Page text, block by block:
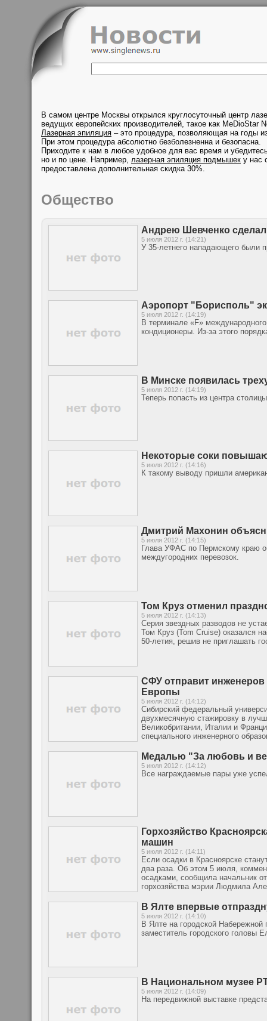
В самом центре Москвы открылся круглосуточный центр
ведущих европейских производителей, такое как MeDioStar
Лазерная эпиляция – это процедура, позволяющая на годы
При этом процедура абсолютно безболезненна и безопасна.
Приходите к нам в любое удобное для вас время и
но и по цене. Например, лазерная эпиляция подмышек у нас
предоставлена дополнительная скидка 30%.
Общество
Андрею Шевченко
5 июля 2012 г. (14:21)
У 35-летнего нападающего были
Аэропорт "Борисполь"
5 июля 2012 г. (14:19)
В терминале «F»
кондиционеры. Из-за этого
В Минске появилась
5 июля 2012 г. (14:19)
Теперь попасть из центра
Некоторые соки
5 июля 2012 г. (14:16)
К такому выводу пришли
Дмитрий Махонин
5 июля 2012 г. (14:15)
Глава УФАС по Пермскому краю
междугородних перевозок.
Том Круз отменил
5 июля 2012 г. (14:13)
Серия звездных разводов не
Том Круз (Tom Cruise) оказался
50-летия, решив не приглашать
СФУ отправит инженеров
Европы
5 июля 2012 г. (14:12)
Сибирский федеральный
двухмесячную стажировку в
Великобритании, Италии и
специального инженерного
Медалью "За любовь и
5 июля 2012 г. (14:12)
Все награждаемые пары уже
Горхозяйство
машин
5 июля 2012 г. (14:11)
Если осадки в Красноярске
два раза. Об этом 5 июля,
осадками, сообщила начальник
горхозяйства мэрии Людмила
В Ялте впервые
5 июля 2012 г. (14:10)
В Ялте на городской
заместитель городского головы
В Национальном музее
5 июля 2012 г. (14:09)
На передвижной выставке